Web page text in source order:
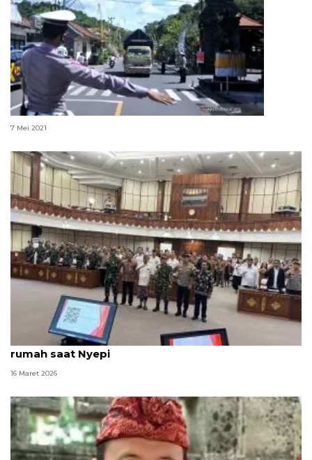
Larangan mudik dan sunyinya pariwisata Bali
7 Mei 2021
Gubernur Bali sebut majelis putuskan takbiran di
rumah saat Nyepi
16 Maret 2026